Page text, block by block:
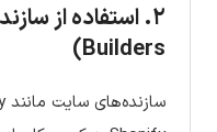
Builders)